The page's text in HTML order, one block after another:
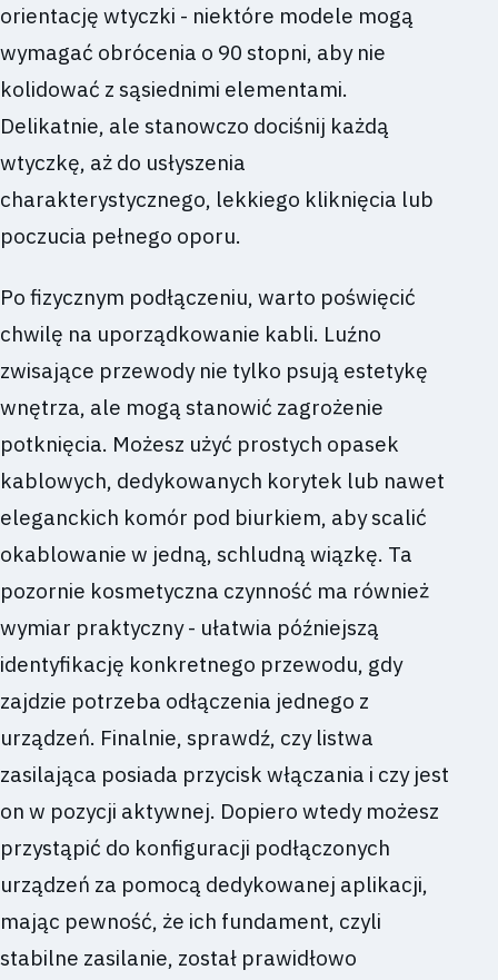
orientację wtyczki - niektóre modele mogą
wymagać obrócenia o 90 stopni, aby nie
kolidować z sąsiednimi elementami.
Delikatnie, ale stanowczo dociśnij każdą
wtyczkę, aż do usłyszenia
charakterystycznego, lekkiego kliknięcia lub
poczucia pełnego oporu.
Po fizycznym podłączeniu, warto poświęcić
chwilę na uporządkowanie kabli. Luźno
zwisające przewody nie tylko psują estetykę
wnętrza, ale mogą stanowić zagrożenie
potknięcia. Możesz użyć prostych opasek
kablowych, dedykowanych korytek lub nawet
eleganckich komór pod biurkiem, aby scalić
okablowanie w jedną, schludną wiązkę. Ta
pozornie kosmetyczna czynność ma również
wymiar praktyczny - ułatwia późniejszą
identyfikację konkretnego przewodu, gdy
zajdzie potrzeba odłączenia jednego z
urządzeń. Finalnie, sprawdź, czy listwa
zasilająca posiada przycisk włączania i czy jest
on w pozycji aktywnej. Dopiero wtedy możesz
przystąpić do konfiguracji podłączonych
urządzeń za pomocą dedykowanej aplikacji,
mając pewność, że ich fundament, czyli
stabilne zasilanie, został prawidłowo